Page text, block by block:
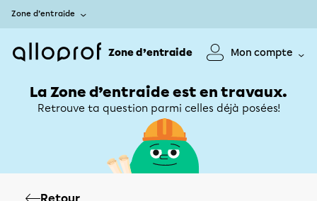
Zone d’entraide
Zone d’entraide Mon compte
La Zone d’entraide est en travaux.
Retrouve ta question parmi celles déjà posées!